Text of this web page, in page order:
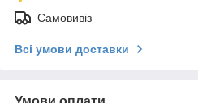
Самовивіз
Всі умови доставки